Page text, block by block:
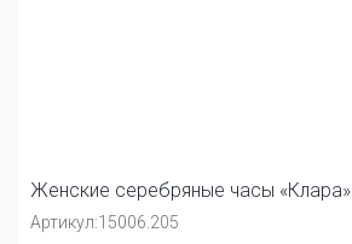
Женские серебряные часы «Клара»
Артикул:15006.205